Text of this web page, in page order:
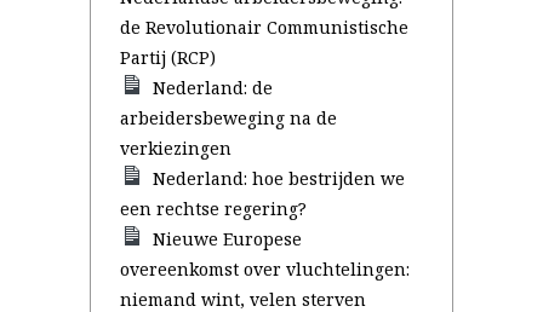
de Revolutionair Communistische
Partij (RCP)
Nederland: de
arbeidersbeweging na de
verkiezingen
Nederland: hoe bestrijden we
een rechtse regering?
Nieuwe Europese
overeenkomst over vluchtelingen:
niemand wint, velen sterven